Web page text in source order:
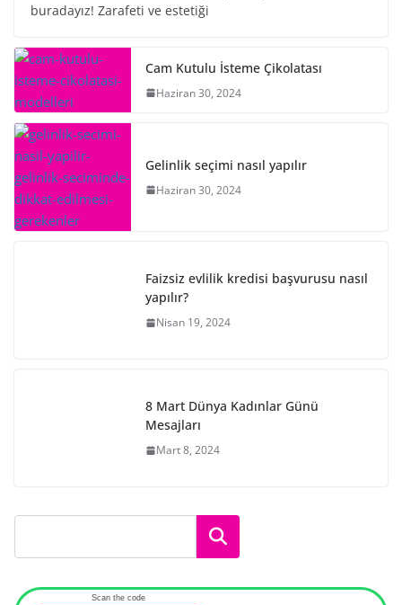
buradayız! Zarafeti ve estetiği
Cam Kutulu İsteme Çikolatası
Haziran 30, 2024
Gelinlik seçimi nasıl yapılır
Haziran 30, 2024
Faizsiz evlilik kredisi başvurusu nasıl
yapılır?
Nisan 19, 2024
8 Mart Dünya Kadınlar Günü
Mesajları
Mart 8, 2024
Ara
Scan the code